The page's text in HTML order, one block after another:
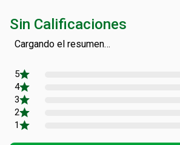
Sin Calificaciones
Cargando el resumen…